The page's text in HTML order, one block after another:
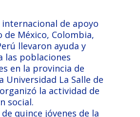
internacional de apoyo
México, Colombia,
llevaron ayuda y
las poblaciones
en la provincia de
Universidad La Salle de
la actividad de
social.
quince jóvenes de la